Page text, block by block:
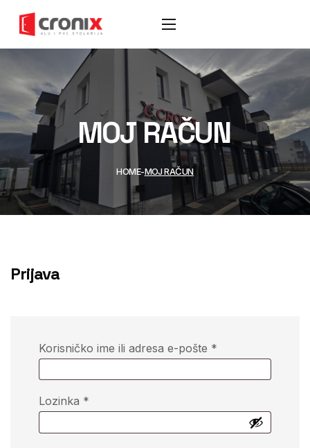
MOJ RAČUN
HOME MOJ RAČUN
Prijava
Korisničko ime ili adresa e-pošte *
Lozinka *